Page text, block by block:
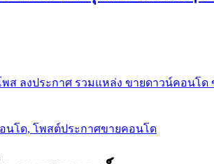
พส ลงประกาศ รวมแหล่ง ขายดาวน์คอนโ
นโด, โพสต์ประกาศขายคอนโด